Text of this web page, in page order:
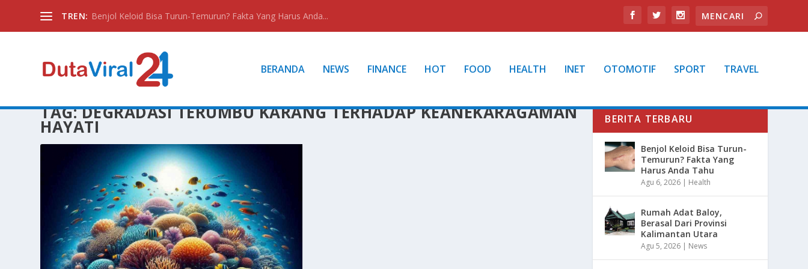
TREN: Benjol Keloid Bisa Turun-Temurun? Fakta Yang Harus Anda...
BERANDA NEWS FINANCE HOT FOOD HEALTH INET OTOMOTIF SPORT TRAVEL
TAG:DEGRADASI TERUMBU KARANG TERHADAP KEANEKARAGAMAN
HAYATI BERITA TERBARU
Benjol Keloid Bisa Turun-
Temurun? Fakta Yang
Harus Anda Tahu
Agu 6, 2026 | Health
Rumah Adat Baloy,
Berasal Dari Provinsi
Kalimantan Utara
Agu 5, 2026 | News